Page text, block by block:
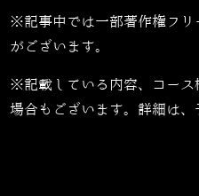
※記事中では一部著作権フリ
がございます。
※記載している内容、コース
場合もございます。詳細は、